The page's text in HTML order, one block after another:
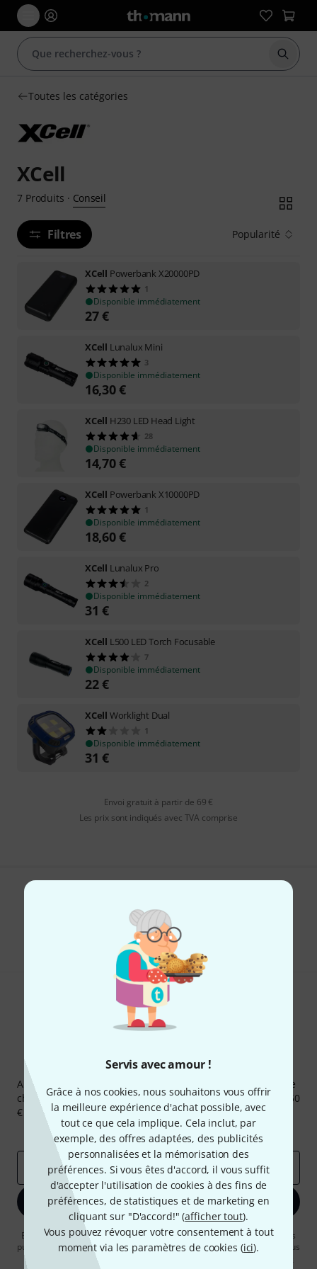
Servis avec amour !
Grâce à nos cookies, nous souhaitons vous offrir
la meilleure expérience d'achat possible, avec
tout ce que cela implique. Cela inclut, par
exemple, des offres adaptées, des publicités
personnalisées et la mémorisation des
préférences. Si vous êtes d'accord, il vous suffit
d'accepter l'utilisation de cookies à des fins de
préférences, de statistiques et de marketing en
cliquant sur "D'accord!" (afficher tout).
Vous pouvez révoquer votre consentement à tout
moment via les paramètres de cookies (ici).
Toutes les catégories
XCell
7 Produits · Conseil
Filtres Popularité
XCell Powerbank X20000PD
1
Disponible immédiatement
27€
XCell Lunalux Mini
3
Disponible immédiatement
16,30€
XCell H230 LED Head Light
28
Disponible immédiatement
14,70€
XCell Powerbank X10000PD
1
Disponible immédiatement
18,60€
XCell Lunalux Pro
2
Disponible immédiatement
31 €
XCell L500 LED Torch Focusable
7
Disponible immédiatement
22€
XCell Worklight Dual
1
Disponible immédiatement
31 €
Envoi gratuit à partir de 69 €
Les prix sont indiqués avec TVA comprise
Aide et commentaires
Newsletters Thomann
Abonnez-vous à la newsletter Thomann et, avec un peu de
chance, gagnez l'un des 50 bons d'achat d'une valeur de 50
€ chacun!
Articles inspirants
Deals Aperçus Thomann
Adresse e-mail*
S'inscrire maintenant
En cliquant sur "S'inscrire maintenant", vous acceptez de recevoir des
publicités par e-mail. La désinscription est possible à tout moment. Vous
pouvez trouver plus d'informations à ce sujet dans notre